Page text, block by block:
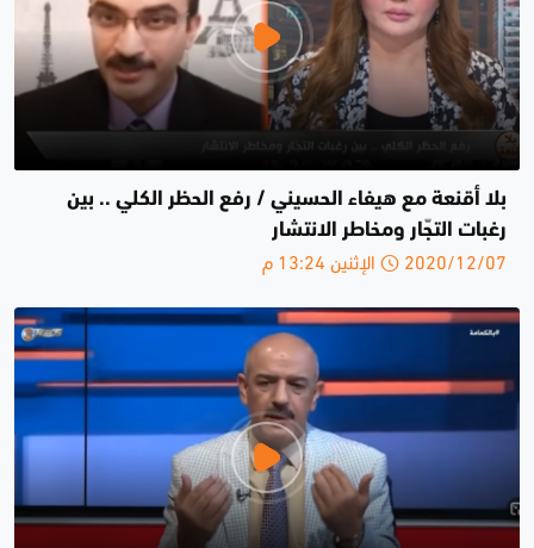
بلا أقنعة مع هيفاء الحسيني / رفع الحظر الكلي .. بين
رغبات التجّار ومخاطر الانتشار
2020/12/07 الإثنين 13:24 م